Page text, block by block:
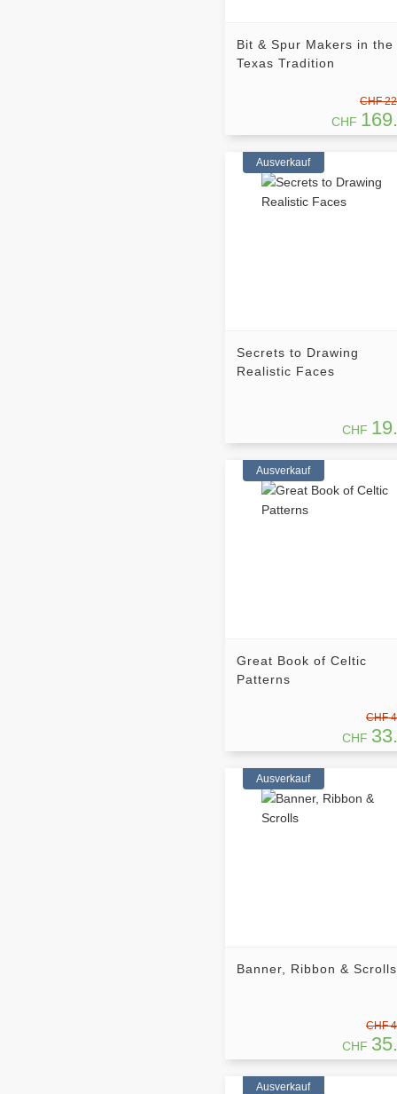
Bit & Spur Makers in the
Texas Tradition
CHF
CHF
Ausverkauf
Secrets to Drawing
Realistic Faces
CHF
Ausverkauf
Great Book of Celtic
Patterns
CHF
CHF
Ausverkauf
Banner, Ribbon & Scrolls
CHF
CHF
Ausverkauf